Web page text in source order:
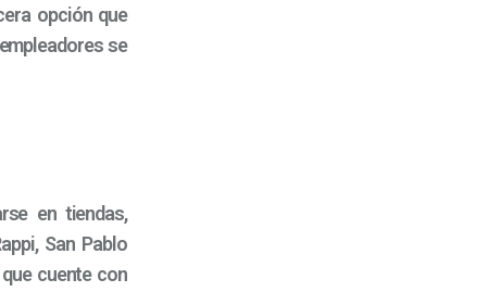
opción que
se
en tiendas,
San Pablo
cuente con